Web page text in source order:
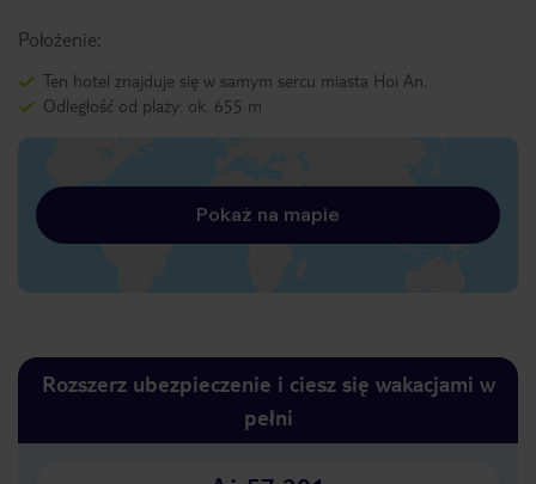
Położenie:
Ten hotel znajduje się w samym sercu miasta Hoi An.
Odległość od plaży: ok. 655 m
Pokaż na mapie
Rozszerz ubezpieczenie i ciesz się wakacjami w
pełni